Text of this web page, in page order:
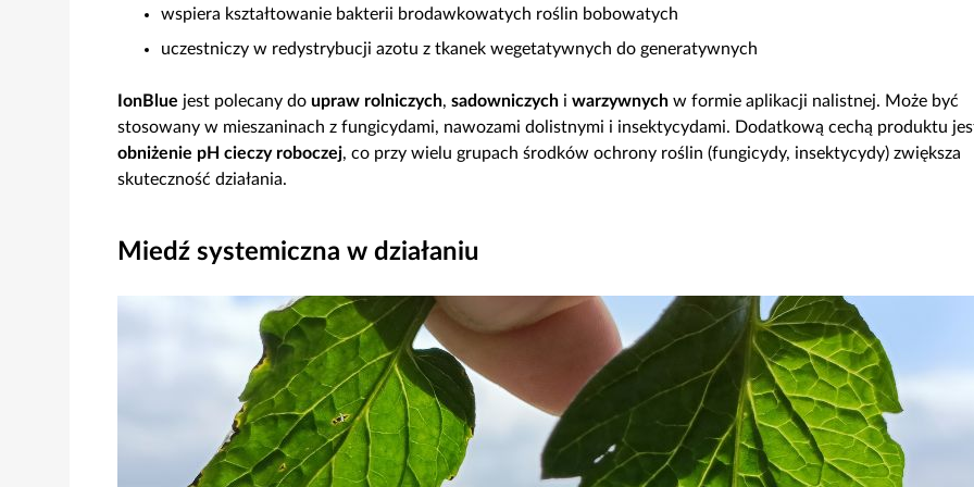
wspiera kształtowanie bakterii brodawkowatych roślin bobowatych
uczestniczy w redystrybucji azotu z tkanek wegetatywnych do generatywnych
IonBlue jest polecany do upraw rolniczych, sadowniczych i warzywnych w formie aplikacji nalistnej. Może być
stosowany w mieszaninach z fungicydami, nawozami dolistnymi i insektycydami. Dodatkową cechą produktu
obniżenie pH cieczy roboczej, co przy wielu grupach środków ochrony roślin (fungicydy, insektycydy) zwiększa
skuteczność działania.
Miedź systemiczna w działaniu